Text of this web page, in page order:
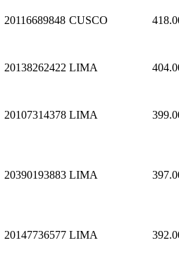
20116689848 CUSCO
20138262422 LIMA
20107314378 LIMA
20390193883 LIMA
20147736577 LIMA